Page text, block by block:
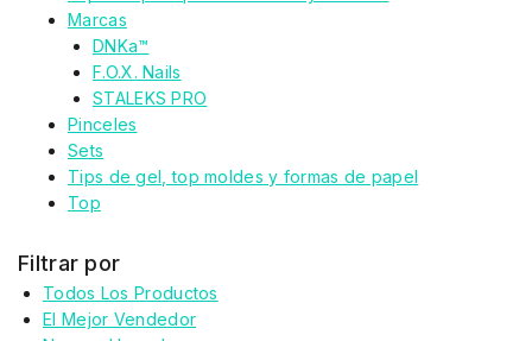
Marcas
DNKa™
F.O.X. Nails
STALEKS PRO
Pinceles
Sets
Tips de gel, top moldes y formas de papel
Top
Filtrar por
Todos Los Productos
El Mejor Vendedor